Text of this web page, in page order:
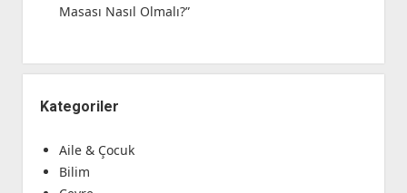
Masası Nasıl Olmalı?”
Kategoriler
Aile & Çocuk
Bilim